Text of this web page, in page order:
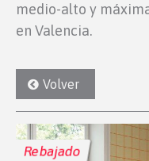
medio-alto y
en Valencia.
Volver
Rebajado